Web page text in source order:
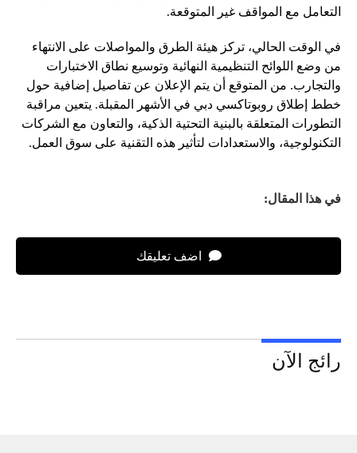
التعامل مع المواقف غير المتوقعة.
في الوقت الحالي، تركز هيئة الطرق والمواصلات على الانتهاء
من وضع اللوائح التنظيمية النهائية وتوسيع نطاق الاختبارات
والتجارب. من المتوقع أن يتم الإعلان عن تفاصيل إضافية حول
خطط إطلاق روبوتاكسي دبي في الأشهر المقبلة. يتعين مراقبة
التطورات المتعلقة بالبنية التحتية الذكية، والتعاون مع الشركات
التكنولوجية، والاستعدادات لتأثير هذه التقنية على سوق العمل.
في هذا المقال:
اضف تعليقك
رائج الآن